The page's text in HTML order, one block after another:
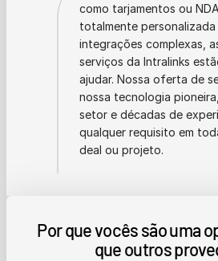
como tarjamentos ou
totalmente
integrações complexas,
serviços da Intralinks
ajudar. Nossa oferta de
nossa tecnologia
setor e décadas de
qualquer requisito em
deal ou projeto.
Por que vocês são uma
que outros